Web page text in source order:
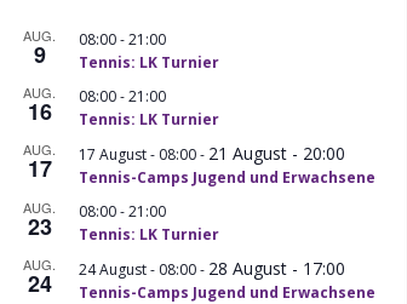
AUG.
9 08:00-21:00
Tennis: LK Turnier
AUG.
16 08:00-21:00
Tennis: LK Turnier
AUG.
17 17 August - 08:00- 21 August - 20:00
Tennis-Camps Jugend und Erwachsene
AUG.
23 08:00-21:00
Tennis: LK Turnier
AUG.
24 24 August - 08:00- 28 August - 17:00
Tennis-Camps Jugend und Erwachsene